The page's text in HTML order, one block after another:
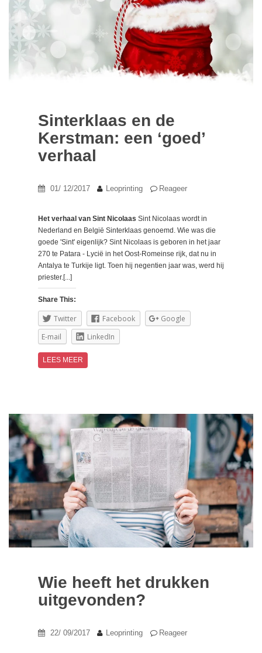
Sinterklaas en de
Kerstman: een ‘goed’
verhaal
01/ 12/2017 Leoprinting Reageer
Het verhaal van Sint Nicolaas Sint Nicolaas wordt in
Nederland en België Sinterklaas genoemd. Wie was die
goede 'Sint' eigenlijk? Sint Nicolaas is geboren in het jaar
270 te Patara - Lycië in het Oost-Romeinse rijk, dat nu in
Antalya te Turkije ligt. Toen hij negentien jaar was, werd hij
priester.[...]
Share This:
Twitter Facebook
Google
E-mail
LinkedIn
LEES MEER
Wie heeft het drukken
uitgevonden?
22/ 09/2017 Leoprinting Reageer